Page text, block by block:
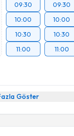
09:30
10:00
10:30
11:00
09:30
10:00
10:30
11:00
Göster